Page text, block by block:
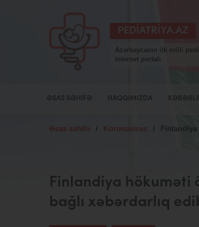
PEDIATRIYA.AZ
Azərbaycanın ilk milli
internet portalı
ƏSAS SƏHIFƏ HAQQIMIZDA
Əsas səhifə / Koronavirus / Finlandiya
Finlandiya hökuməti
bağlı xəbərdarlıq